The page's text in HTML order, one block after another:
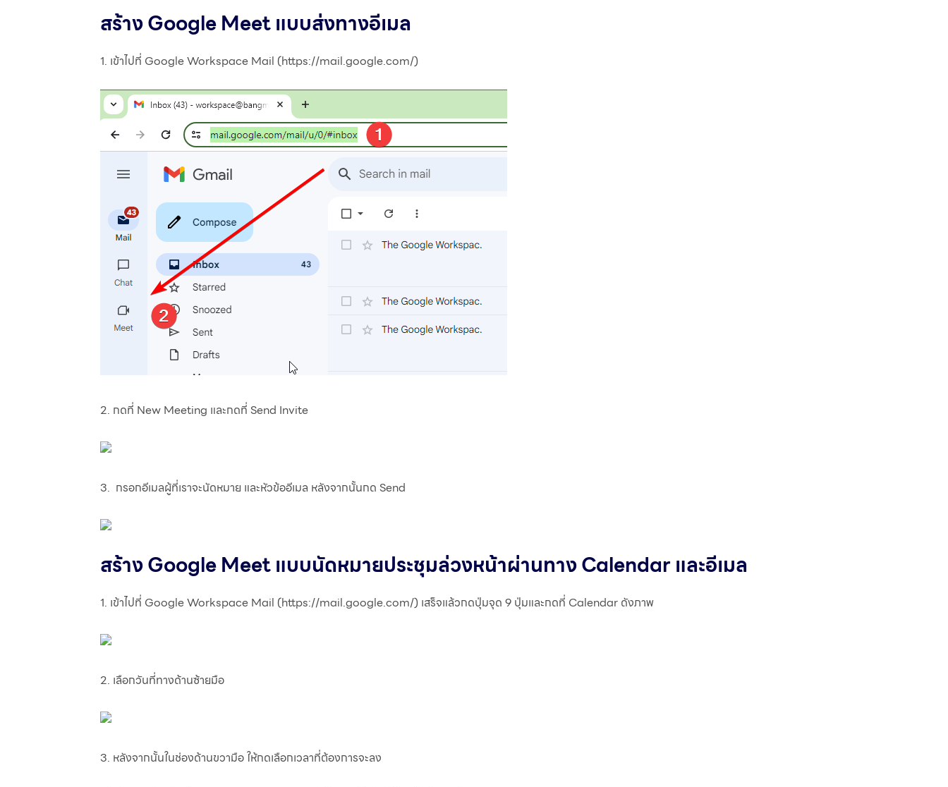
สร้าง Google Meet แบบส่งทางอีเมล
1. เข้าไปที่ Google Workspace Mail (https://mail.google.com/)
2. กดที่ New Meeting และกดที่ Send Invite
3. กรอกอีเมลผู้ที่เราจะนัดหมาย และหัวข้ออีเมล หลังจากนั้นกด Send
สร้าง Google Meet แบบนัดหมายประชุมล่วงหน้าผ่านทาง Calendar และอีเมล
1. เข้าไปที่ Google Workspace Mail (https://mail.google.com/) เสร็จแล้วกดปุ่มจุด 9 ปุ่มและกดที่ Calendar ดังภาพ
2. เลือกวันที่ทางด้านซ้ายมือ
3. หลังจากนั้นในช่องด้านขวามือ ให้กดเลือกเวลาที่ต้องการจะลง